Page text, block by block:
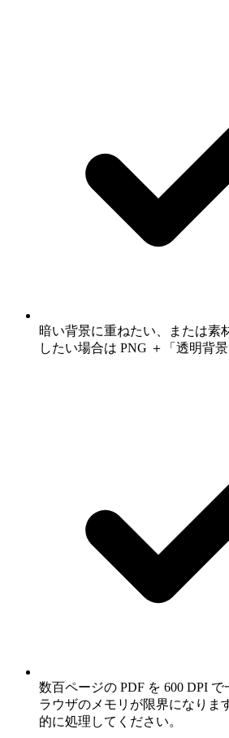
暗い背景に重ねたい、または素
したい場合は PNG ＋「透明背
数百ページの PDF を 600 DPI
ラウザのメモリが限界になりま
的に処理してください。